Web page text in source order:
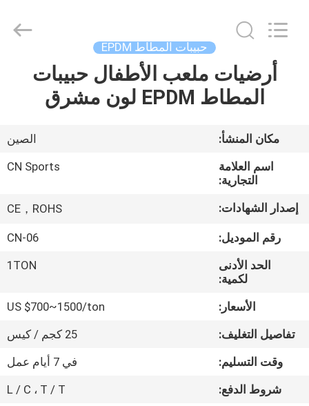
مسكن
معلومات
جولة
المعمل
الجودة
اتصل
Materials
حبيبات المطاط EPDM
أرضيات ملعب الأطفال حبيبات
المطاط EPDM لون مشرق
مكان المنشأ:
الصين
اسم العلامة
التجارية:
CN Sports
إصدار الشهادات: CE，ROHS
رقم الموديل:
CN-06
الحد الأدنى
لكمية:
1TON
الأسعار:
US $700~1500/ton
تفاصيل التغليف:
25 كجم / كيس
وقت التسليم:
في 7 أيام عمل
شروط الدفع:
L / C ، T / T